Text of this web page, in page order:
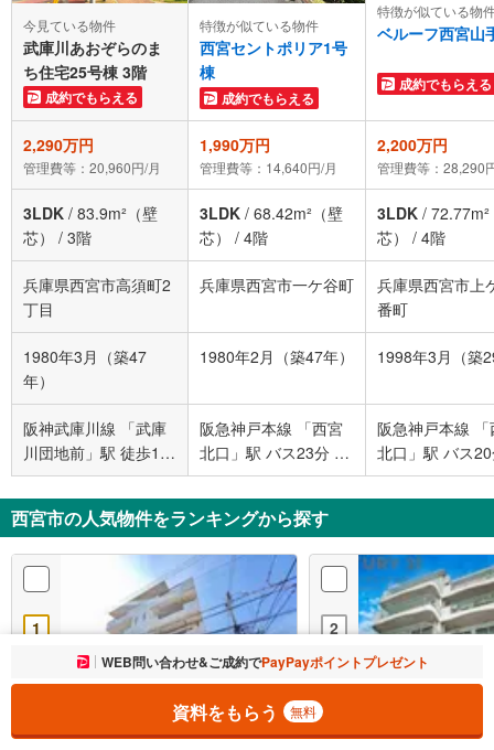
今見ている物件
武庫川あおぞらのま
ち住宅25号棟 3階
成約でもらえる
特徴が似ている物件
西宮セントポリア1号
棟
成約でもらえる
特徴が似ている物
ベルーフ西宮山
成約でもらえる
2,290万円
管理費等：20,960円/月
1,990万円
管理費等：14,640円/月
2,200万円
管理費等：28,290
3LDK / 83.9m²（壁
芯）
/ 3階
3LDK / 68.42m²（壁
芯）
/ 4階
3LDK /
芯）
/ 4階
兵庫県西宮市高須町2
丁目
兵庫県西宮市一ケ谷町
兵庫県西宮市上
番町
1980年3月（築47
年）
1980年2月（築47年） 1998年3月（築
阪神武庫川線 「武庫
川団地前」駅 徒歩12
分
阪急神戸本線 「西宮
北口」駅 バス23分 一
ヶ谷町 バス停下車 徒
歩2分
阪急神戸本線 「
北口」駅 バス
ケ原南口 バス停
徒歩1分
西宮市の人気物件をランキングから探す
1
2
お気に入りに追加しました。
一覧を開く
WEB問い合わせ&ご成約でPayPayポイントプレゼント
資料をもらう 無料